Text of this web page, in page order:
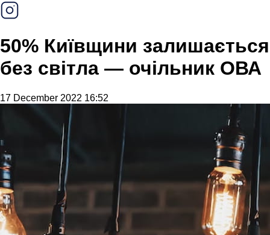
50% Київщини залишається
без світла — очільник ОВА
17 December 2022 16:52